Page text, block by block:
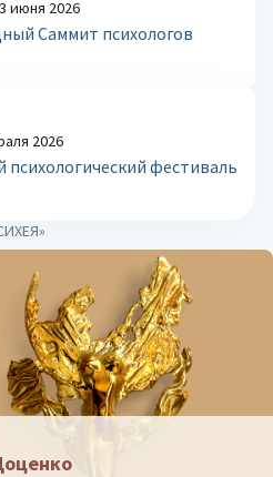
июня 2026
Саммит психологов
2026
психологический фестиваль